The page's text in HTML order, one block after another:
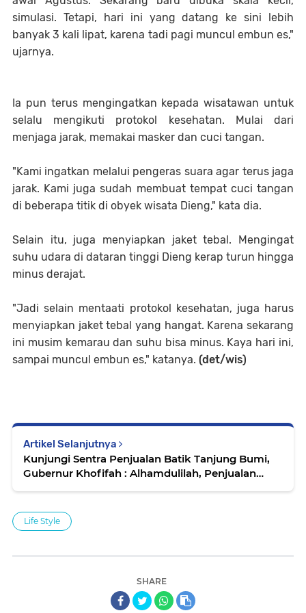
simulasi. Tetapi, hari ini yang datang ke sini lebih
banyak 3 kali lipat, karena tadi pagi muncul embun es,"
ujarnya.
Ia pun terus mengingatkan kepada wisatawan untuk
selalu mengikuti protokol kesehatan. Mulai dari
menjaga jarak, memakai masker dan cuci tangan.
"Kami ingatkan melalui pengeras suara agar terus jaga
jarak. Kami juga sudah membuat tempat cuci tangan
di beberapa titik di obyek wisata Dieng," kata dia.
Selain itu, juga menyiapkan jaket tebal. Mengingat
suhu udara di dataran tinggi Dieng kerap turun hingga
minus derajat.
"Jadi selain mentaati protokol kesehatan, juga harus
menyiapkan jaket tebal yang hangat. Karena sekarang
ini musim kemarau dan suhu bisa minus. Kaya hari ini,
sampai muncul embun es," katanya. (det/wis)
Artikel Selanjutnya
Kunjungi Sentra Penjualan Batik Tanjung Bumi,
Gubernur Khofifah : Alhamdulilah, Penjualan
Life Style
SHARE